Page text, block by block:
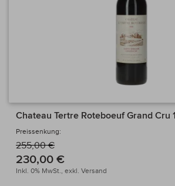
Chateau Tertre Roteboeuf Grand Cru
Preissenkung:
255,00 €
230,00 €
Inkl. 0% MwSt., exkl. Versand